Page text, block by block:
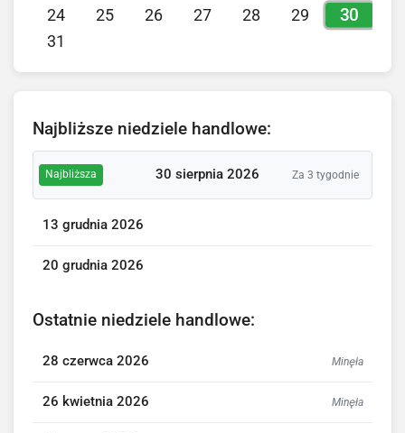
24
25 26 27 28 29 30
31
Najbliższe niedziele handlowe:
Najbliższa 30 sierpnia 2026 Za 3 tygodnie
13 grudnia 2026
20 grudnia 2026
Ostatnie niedziele handlowe:
28 czerwca 2026 Minęła
26 kwietnia 2026 Minęła